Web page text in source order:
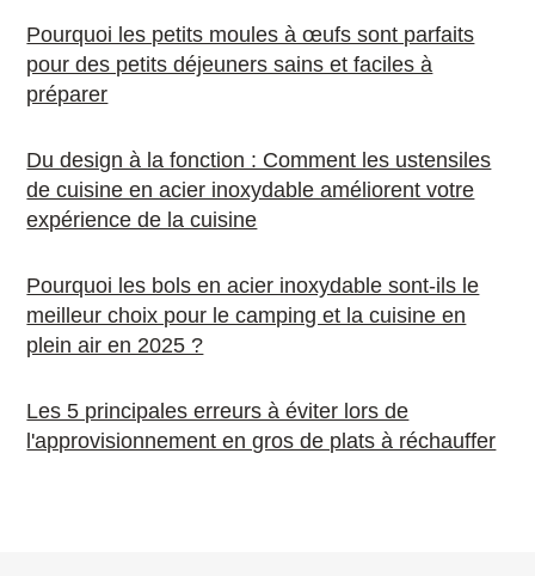
Pourquoi les petits moules à œufs sont parfaits
pour des petits déjeuners sains et faciles à
préparer
Du design à la fonction : Comment les ustensiles
de cuisine en acier inoxydable améliorent votre
expérience de la cuisine
Pourquoi les bols en acier inoxydable sont-ils le
meilleur choix pour le camping et la cuisine en
plein air en 2025 ?
Les 5 principales erreurs à éviter lors de
l'approvisionnement en gros de plats à réchauffer